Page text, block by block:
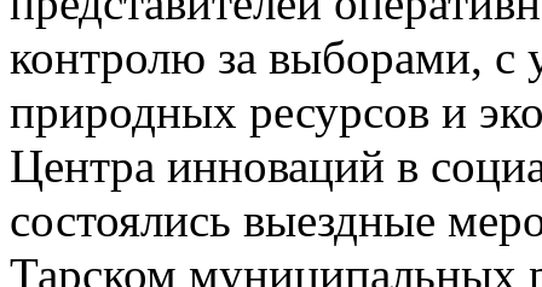
контролю за выборами, с
природных ресурсов и
Центра инноваций в
состоялись выездные
Тарском муниципальных